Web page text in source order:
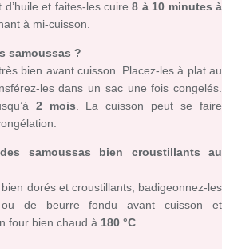
d’huile et faites-les cuire8 à 10 minutes à
à mi-cuisson.
samoussas ?
bien avant cuisson. Placez-les à plat au
les dans un sac une fois congelés.
2 mois . La cuisson peut se faire
samoussas bien croustillants au
dorés et croustillants, badigeonnez-les
ou de beurre fondu avant cuisson et
four bien chaud à 180 °C